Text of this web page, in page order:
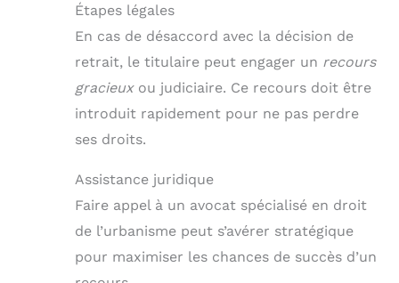
Étapes légales
En cas de désaccord avec la décision de
retrait, le titulaire peut engager un recours
gracieuxou judiciaire. Ce recours doit être
introduit rapidement pour ne pas perdre
ses droits.
Assistance juridique
Faire appel à un avocat spécialisé en droit
de l’urbanisme peut s’avérer stratégique
pour maximiser les chances de succès d’un